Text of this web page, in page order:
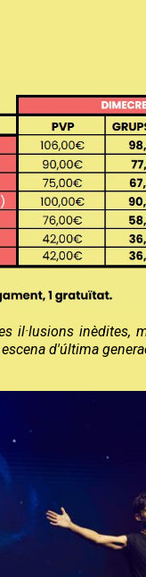
il·lusions inèdites,
d'última